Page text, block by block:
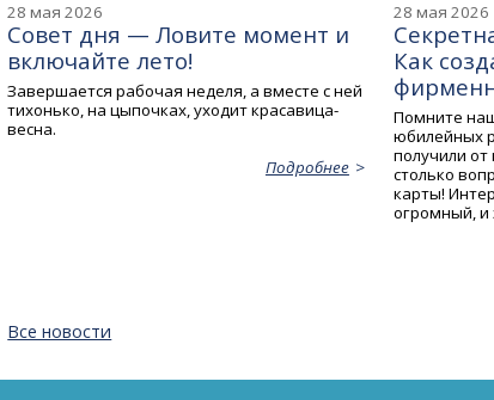
28 мая 2026
Совет дня — Ловите момент и
включайте лето!
Завершается рабочая неделя, а вместе с ней
тихонько, на цыпочках, уходит красавица-
весна.
Подробнее
28 мая 2026
Как
Помните
юбилейных
получили
столько
карты!
огромный, и
Все новости